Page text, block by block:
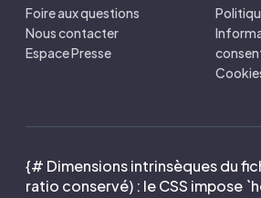
Foire aux questions
Nous contacter
Espace Presse
{# Dimensions intrinsèques du
ratio conservé) : le CSS impose